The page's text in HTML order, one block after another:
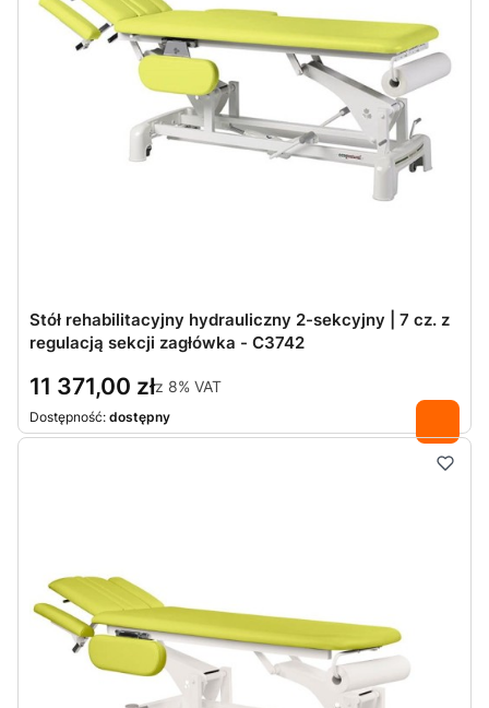
Stół rehabilitacyjny hydrauliczny 2-sekcyjny | 7 cz. z
regulacją sekcji zagłówka - C3742
11 371,00 złz 8% VAT
Dostępność: dostępny